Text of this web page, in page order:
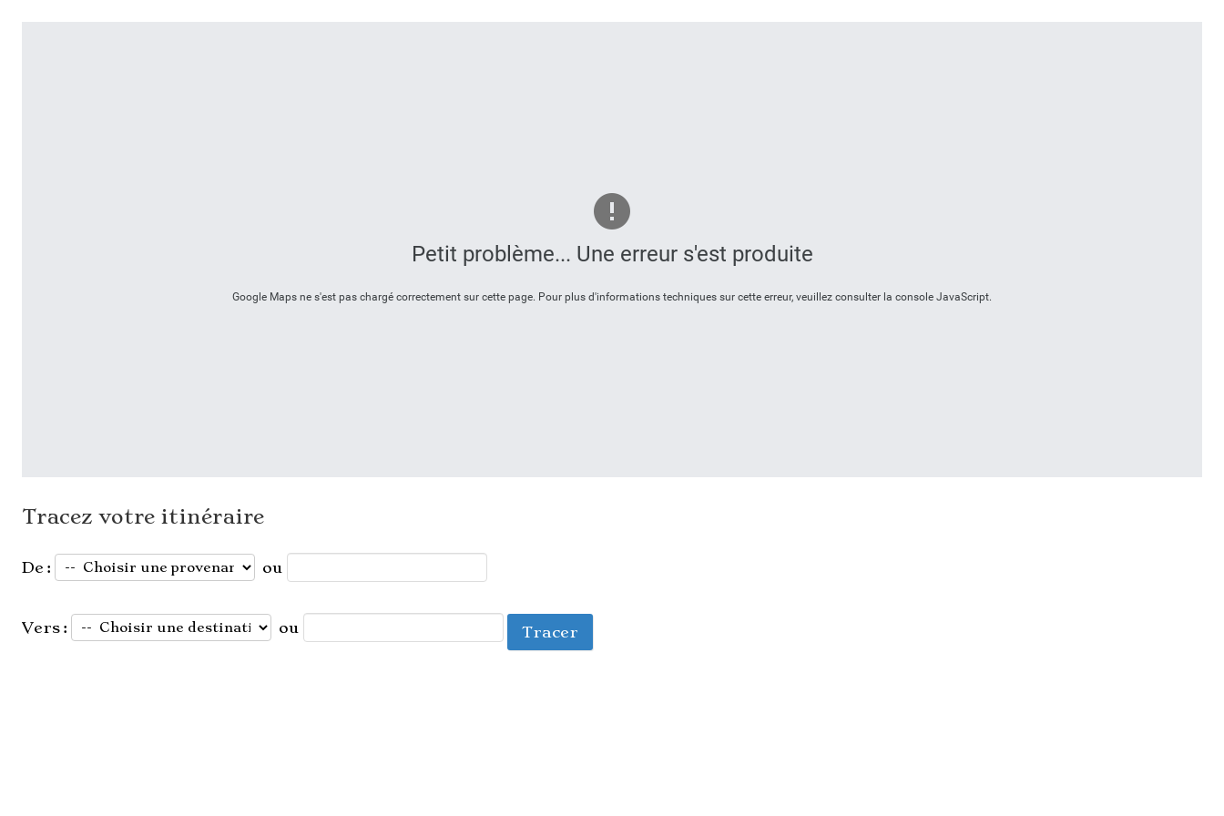
Petit problème... Une erreur s'est produite
Google Maps ne s'est pas chargé correctement sur cette page. Pour plus d'informations techniques sur cette erreur, veuillez consulter la console JavaScript.
Tracez votre itinéraire
De : ou
Vers : ou